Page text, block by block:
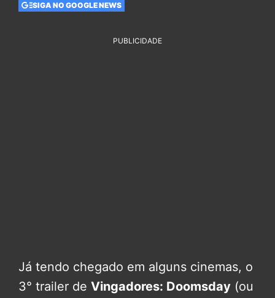
SIGA NO GOOGLE NEWS
PUBLICIDADE
Já tendo chegado em alguns cinemas, o
3° trailer de Vingadores: Doomsday (ou